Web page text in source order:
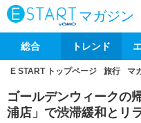
マガジン
総合 トレンド
E START トップページ 旅行 マ
ゴールデンウィークの
浦店」で渋滞緩和とリ